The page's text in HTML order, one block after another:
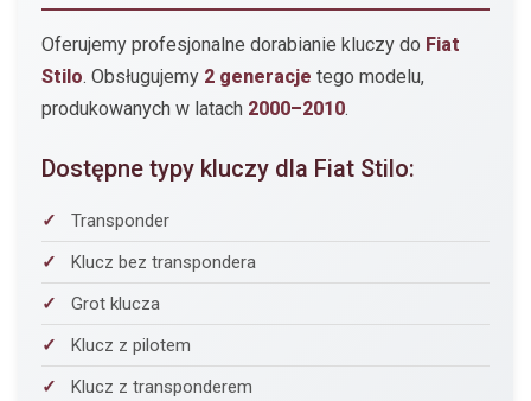
Oferujemy profesjonalne dorabianie kluczy do Fiat
Stilo. Obsługujemy 2 generacje tego modelu,
produkowanych w latach 2000–2010.
Dostępne typy kluczy dla Fiat Stilo:
Transponder
Klucz bez transpondera
Grot klucza
Klucz z pilotem
Klucz z transponderem